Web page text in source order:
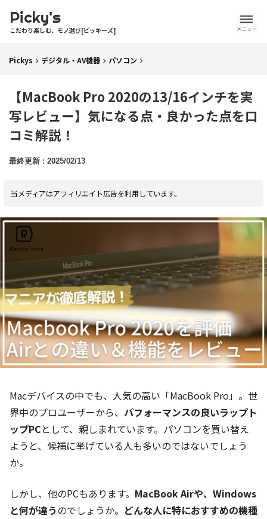
Picky's
こだわり楽しむ、モノ選び[ピッキーズ]
Pickys デジタル・AV機器 パソコン
【MacBook Pro 2020の13/16インチを実
写レビュー】気になる点・良かった点を口
コミ解説！
2025/02/13
当メディアはアフィリエイト広告を利用しています。
Macデバイスの中でも、人気の高い「MacBook Pro」。世
界中のプロユーザーから、 パフォーマンスの良いラップト
ップPCとして、親しまれています。パソコンを買い替え
ようと、候補に挙げている人も多いのではないでしょう
か。
しかし、他のPCもあります。 MacBook Airや、Windows
と何が違うのでしょうか。 どんな人に特におすすめの機種